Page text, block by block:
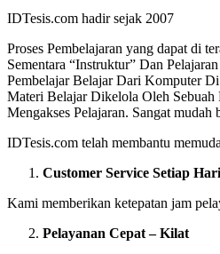
IDTesis.com hadir sejak 2007
Proses Pembelajaran yang dapat di
Sementara “Instruktur” Dan
Pembelajar Belajar Dari Komputer
Materi Belajar Dikelola Oleh Sebuah
Mengakses Pelajaran. Sangat mudah
IDTesis.com telah membantu
Customer Service Setiap
Kami memberikan ketepatan jam
Pelayanan Cepat – Kilat